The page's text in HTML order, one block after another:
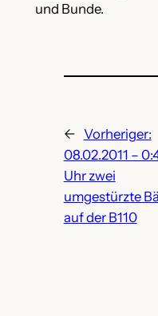
und Bunde.
← Vorheriger:
08.02.2011 –
Uhr zwei
umgestürzte
auf der B110